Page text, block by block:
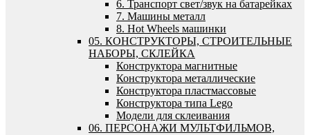
6. Транспорт свет/звук на батарейках
7. Машины металл
8. Hot Wheels машинки
05. КОНСТРУКТОРЫ, СТРОИТЕЛЬНЫЕ
НАБОРЫ, СКЛЕЙКА
Конструктора магнитные
Конструктора металлические
Конструктора пластмассовые
Конструктора типа Lego
Модели для склеивания
06. ПЕРСОНАЖИ МУЛЬТФИЛЬМОВ,